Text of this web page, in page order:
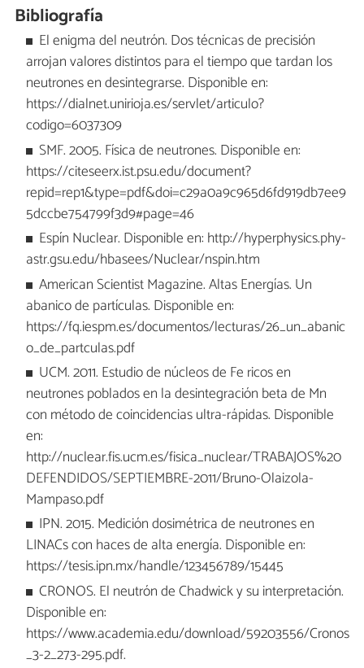
Bibliografía
El enigma del neutrón. Dos técnicas de precisión
arrojan valores distintos para el tiempo que tardan los
neutrones en desintegrarse. Disponible en:
https://dialnet.unirioja.es/servlet/articulo?
codigo=6037309
SMF. 2005. Física de neutrones. Disponible en:
https://citeseerx.ist.psu.edu/document?
repid=rep1&type=pdf&doi=c29a0a9c965d6fd919db7ee9
5dccbe754799f3d9#page=46
Espín Nuclear. Disponible en: http://hyperphysics.phy-
astr.gsu.edu/hbasees/Nuclear/nspin.htm
American Scientist Magazine. Altas Energías. Un
abanico de partículas. Disponible en:
https://fq.iespm.es/documentos/lecturas/26_un_abanic
o_de_partculas.pdf
UCM. 2011. Estudio de núcleos de Fe ricos en
neutrones poblados en la desintegración beta de Mn
con método de coincidencias ultra-rápidas. Disponible
en:
http://nuclear.fis.ucm.es/fisica_nuclear/TRABAJOS%20
DEFENDIDOS/SEPTIEMBRE-2011/Bruno-Olaizola-
Mampaso.pdf
IPN. 2015. Medición dosimétrica de neutrones en
LINACs con haces de alta energía. Disponible en:
https://tesis.ipn.mx/handle/123456789/15445
CRONOS. El neutrón de Chadwick y su interpretación.
Disponible en:
https://www.academia.edu/download/59203556/Cronos
_3-2_273-295.pdf.